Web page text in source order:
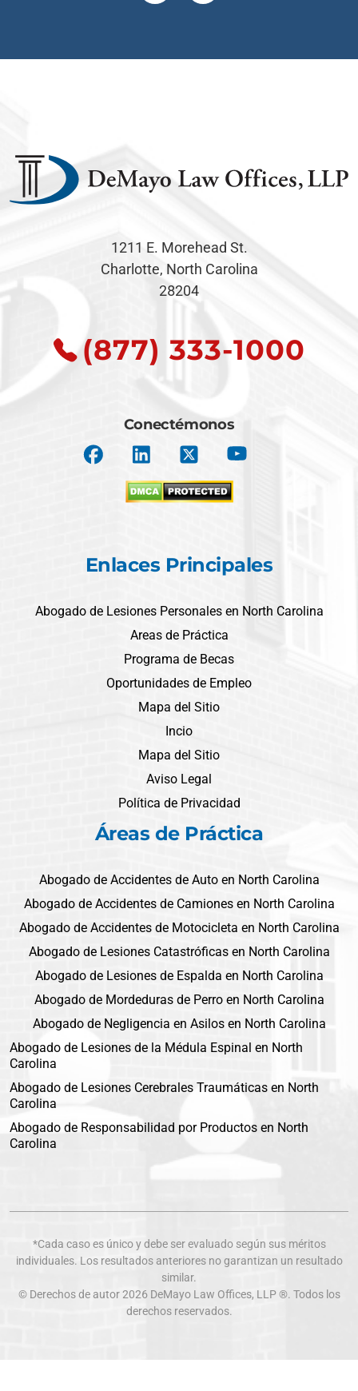
1211 E. Morehead St.
Charlotte, North Carolina
28204
(877) 333-1000
Conectémonos
Enlaces Principales
Abogado de Lesiones Personales en North Carolina
Areas de Práctica
Programa de Becas
Oportunidades de Empleo
Mapa del Sitio
Incio
Mapa del Sitio
Aviso Legal
Política de Privacidad
Áreas de Práctica
Abogado de Accidentes de Auto en North Carolina
Abogado de Accidentes de Camiones en North Carolina
Abogado de Accidentes de Motocicleta en North Carolina
Abogado de Lesiones Catastróficas en North Carolina
Abogado de Lesiones de Espalda en North Carolina
Abogado de Mordeduras de Perro en North Carolina
Abogado de Negligencia en Asilos en North Carolina
Abogado de Lesiones de la Médula Espinal en North
Carolina
Abogado de Lesiones Cerebrales Traumáticas en North
Carolina
Abogado de Responsabilidad por Productos en North
Carolina
*Cada caso es único y debe ser evaluado según sus méritos
individuales. Los resultados anteriores no garantizan un resultado
similar.
© Derechos de autor 2026 DeMayo Law Offices, LLP ®. Todos los
derechos reservados.